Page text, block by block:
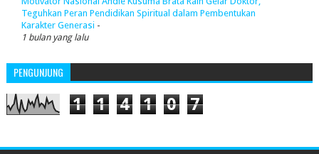
Teguhkan Peran Pendidikan Spiritual dalam Pembentukan
Karakter Generasi -
1 bulan yang lalu
PENGUNJUNG
1 1 4 1 0 7